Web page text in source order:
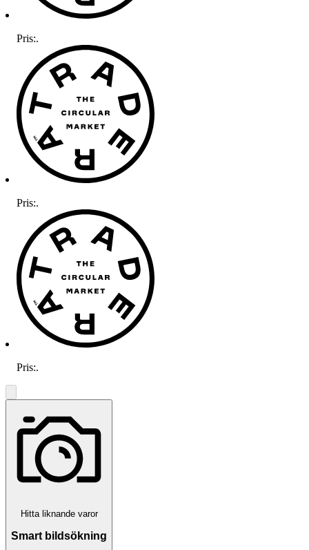
Pris:.
Pris:.
Pris:.
Hitta liknande varor
Smart bildsökning